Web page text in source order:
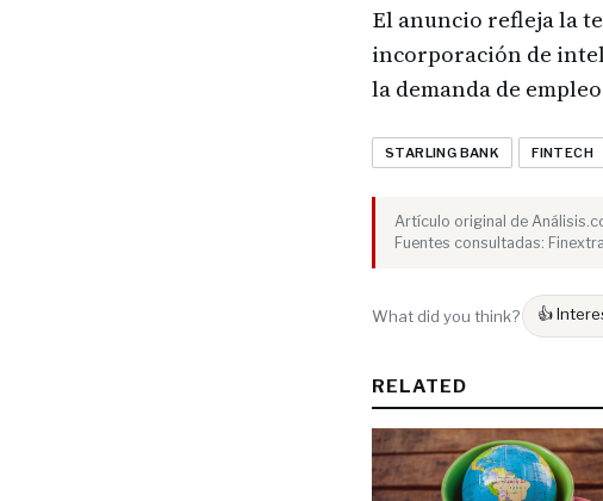
El anuncio refleja la
incorporación de
la demanda de
STARLING BANK FINTECH
Artículo original de
Fuentes consultadas:
What did you think? 👍
RELATED